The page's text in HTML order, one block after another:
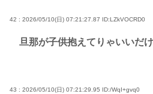
42 : 2026/05/10(日) 07:21:27.87 ID:LZkVOCRD0
旦那が子供抱えてりゃいいだ
43 : 2026/05/10(日) 07:21:29.95 ID:/WqI+gvq0